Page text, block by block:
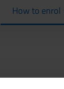
How to enrol